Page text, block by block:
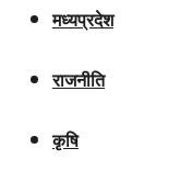
मध्यप्रदेश
राजनीति
कृषि